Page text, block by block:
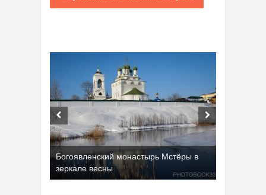
Богоявленский монастырь Мстёры в
зеркале весны